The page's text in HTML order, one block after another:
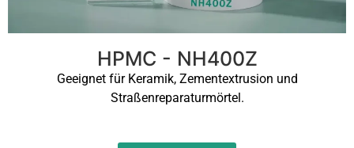
HPMC - NH400Z
Geeignet für Keramik, Zementextrusion und
Straßenreparaturmörtel.